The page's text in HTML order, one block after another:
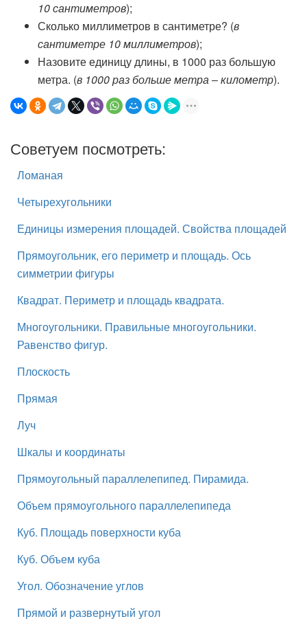
10 сантиметров);
Сколько миллиметров в сантиметре? (в
сантиметре 10 миллиметров);
Назовите единицу длины, в 1000 раз большую
метра. (в 1000 раз больше метра ‒ километр).
Советуем посмотреть:
Ломаная
Четырехугольники
Единицы измерения площадей. Свойства площадей
Прямоугольник, его периметр и площадь. Ось
симметрии фигуры
Квадрат. Периметр и площадь квадрата.
Многоугольники. Правильные многоугольники.
Равенство фигур.
Плоскость
Прямая
Луч
Шкалы и координаты
Прямоугольный параллелепипед. Пирамида.
Объем прямоугольного параллелепипеда
Куб. Площадь поверхности куба
Куб. Объем куба
Угол. Обозначение углов
Прямой и развернутый угол